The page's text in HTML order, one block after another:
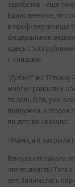
заработок - еще
Единственное, что
в профтехучилище
федеральное
здесь с 500
с концами.
“Добил” же
многие радости к
то дочь Оля, уже
подружки, которая
по-детски сказала:
- Мама, а я закрыла
Втихую отплакала
что-то делать! Тяга
лет. Занималась